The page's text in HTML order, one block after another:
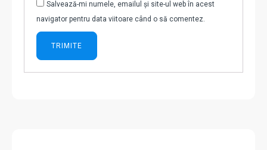
Salvează-mi numele, emailul și site-ul web în acest
navigator pentru data viitoare când o să comentez.